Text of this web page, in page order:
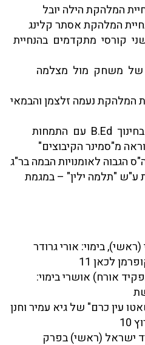
ושני קורסי מתקדמים בהנחיית
שנתית של משחק מול מצלמה
המלהקת נעמה זלצמן והבמאי
2010-2013 תואר ראשון בחינוך B.Ed עם התמחות
מ"סמינר הקיבוצים"
ע"ש "תלמה ילין" – במגמת
בימוי: אורי גרודר
ספייס" עונה 2 (בתפקיד אורח) אושרי בימוי:
עין כרם" של גיא עמיר וחנן
ישראל (ראשי) בפרק